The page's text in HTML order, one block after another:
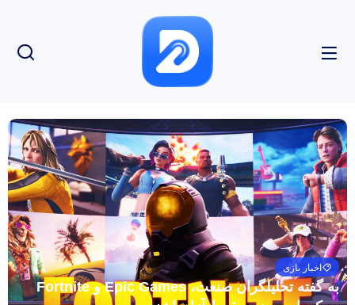
اخبار بازی
به گفته تحلیلگران صنعت، Epic Games و Fortnite